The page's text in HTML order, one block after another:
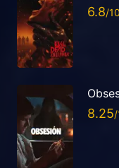
6.8
8.25